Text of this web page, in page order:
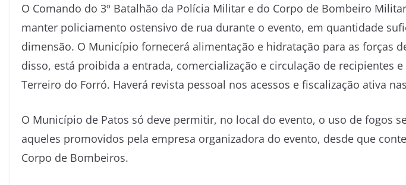
O Comando do 3º Batalhão da Polícia Militar e do Corpo de Bombeiro
manter policiamento ostensivo de rua durante o evento, em quantidade
dimensão. O Município fornecerá alimentação e hidratação para as forças
disso, está proibida a entrada, comercialização e circulação de recipientes
Terreiro do Forró. Haverá revista pessoal nos acessos e fiscalização ativa
O Município de Patos só deve permitir, no local do evento, o uso de fogos
aqueles promovidos pela empresa organizadora do evento, desde que
Corpo de Bombeiros.